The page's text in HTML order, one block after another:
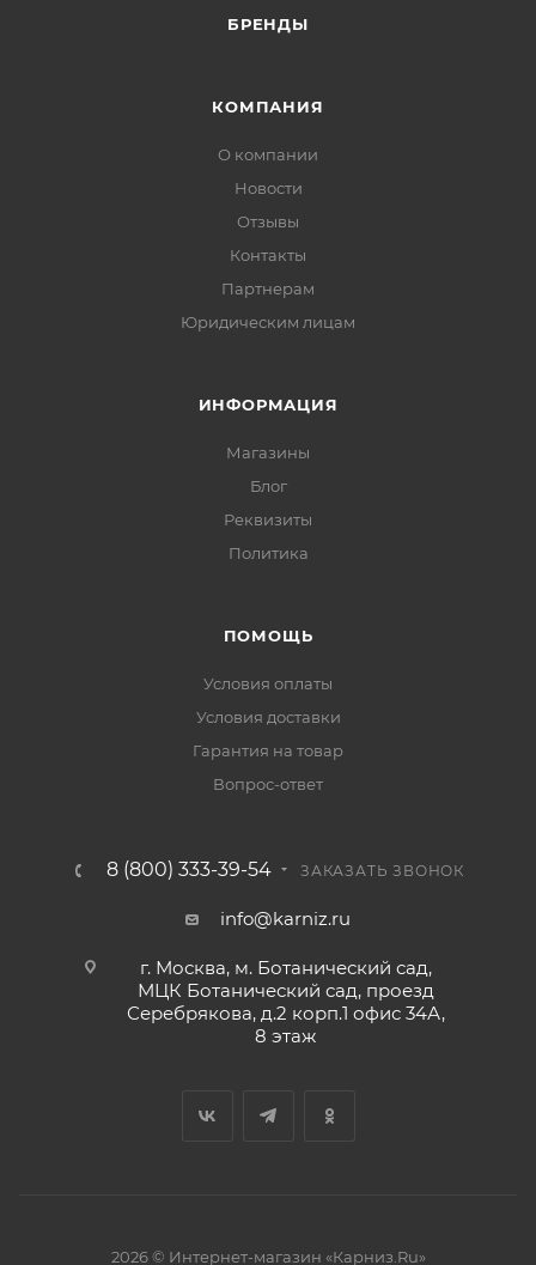
БРЕНДЫ
КОМПАНИЯ
О компании
Новости
Отзывы
Контакты
Партнерам
Юридическим лицам
ИНФОРМАЦИЯ
Магазины
Блог
Реквизиты
Политика
ПОМОЩЬ
Условия оплаты
Условия доставки
Гарантия на товар
Вопрос-ответ
8 (800) 333-39-54 ЗАКАЗАТЬ ЗВОНОК
info@karniz.ru
г. Москва, м. Ботанический сад,
МЦК Ботанический сад, проезд
Серебрякова, д.2 корп.1 офис 34А,
8 этаж
2026 © Интернет-магазин «Карниз.Ru»